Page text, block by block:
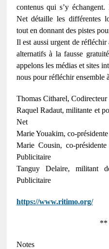
contenus qui s’y
Net détaille les différentes
tout en donnant des pistes
Il est aussi urgent de
alternatifs à la fausse
appelons les médias et sites
nous pour réfléchir ensemble
Thomas Citharel, Codirecteur
Raquel Radaut, militante et
Net
Marie Youakim, co-
Marie Cousin, co-
Publicitaire
Tanguy Delaire, militant
Publicitaire
https://www.ritimo.org/
**
Notes